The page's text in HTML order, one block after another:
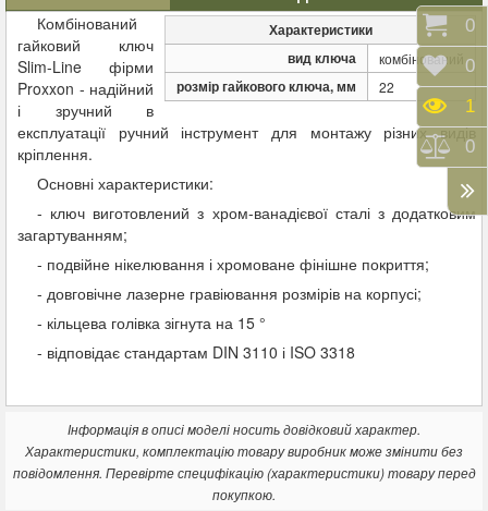
Характеристики
вид ключа
комбінований
розмір гайкового ключа, мм 22
Комбінований
гайковий ключ
Slim-Line фірми
Proxxon - надійний
і зручний в
експлуатації ручний інструмент для монтажу різних видів
кріплення.
Основні характеристики:
- ключ виготовлений з хром-ванадієвої сталі з додатковим
загартуванням;
- подвійне нікелювання і хромоване фінішне покриття;
- довговічне лазерне гравіювання розмірів на корпусі;
- кільцева голівка зігнута на 15 °
- відповідає стандартам DIN 3110 і ISO 3318
Інформація в описі моделі носить довідковий характер.
Характеристики, комплектацію товару виробник може змінити без
повідомлення. Перевірте специфікацію (характеристики) товару перед
покупкою.
0
0
1
0